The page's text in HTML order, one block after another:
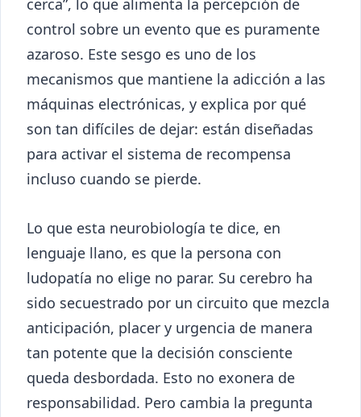
cerca”, lo que alimenta la percepción de
control sobre un evento que es puramente
azaroso. Este sesgo es uno de los
mecanismos que mantiene la adicción a las
máquinas electrónicas, y explica por qué
son tan difíciles de dejar: están diseñadas
para activar el sistema de recompensa
incluso cuando se pierde.
Lo que esta neurobiología te dice, en
lenguaje llano, es que la persona con
ludopatía no elige no parar. Su cerebro ha
sido secuestrado por un circuito que mezcla
anticipación, placer y urgencia de manera
tan potente que la decisión consciente
queda desbordada. Esto no exonera de
responsabilidad. Pero cambia la pregunta